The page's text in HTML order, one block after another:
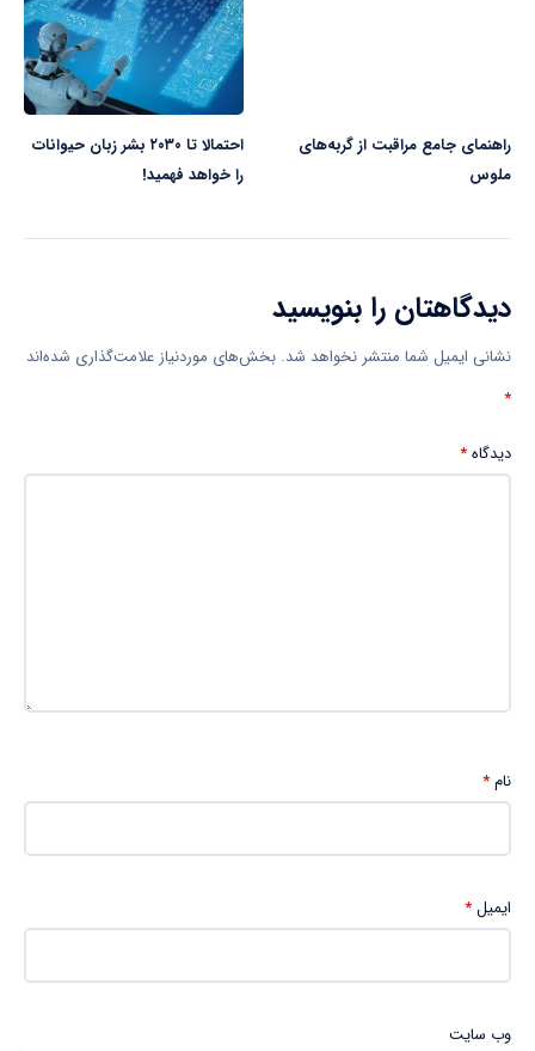
راهنمای جامع مراقبت از گربه‌های
ملوس
احتمالا تا ۲۰۳۰ بشر زبان حیوانات
را خواهد فهمید!
دیدگاهتان را بنویسید
نشانی ایمیل شما منتشر نخواهد شد. بخش‌های موردنیاز علامت‌گذاری شده‌اند
*
دیدگاه*
نام*
ایمیل*
وب‌ سایت